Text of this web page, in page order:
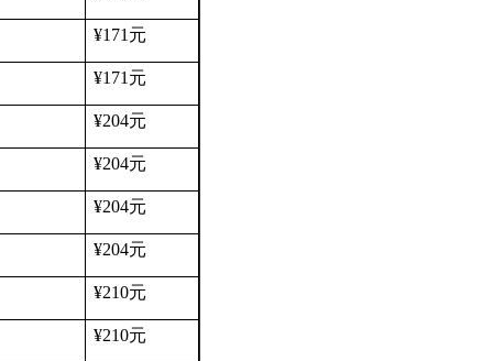
¥171 元
¥171 元
¥204元
¥204元
¥204元
¥204元
¥210元
¥210元